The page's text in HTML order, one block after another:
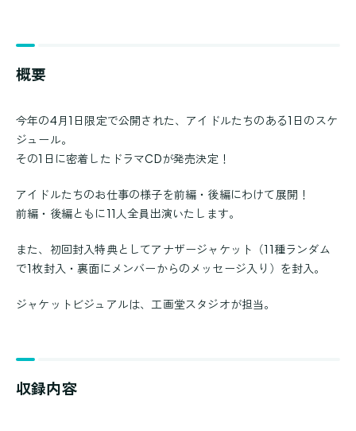
概要
今年の4月1日限定で公開された、アイドルたちのある1日のスケ
ジュール。
その1日に密着したドラマCDが発売決定！
アイドルたちのお仕事の様子を前編・後編にわけて展開！
前編・後編ともに11人全員出演いたします。
また、初回封入特典としてアナザージャケット（11種ランダム
で1枚封入・裏面にメンバーからのメッセージ入り）を封入。
ジャケットビジュアルは、工画堂スタジオが担当。
収録内容